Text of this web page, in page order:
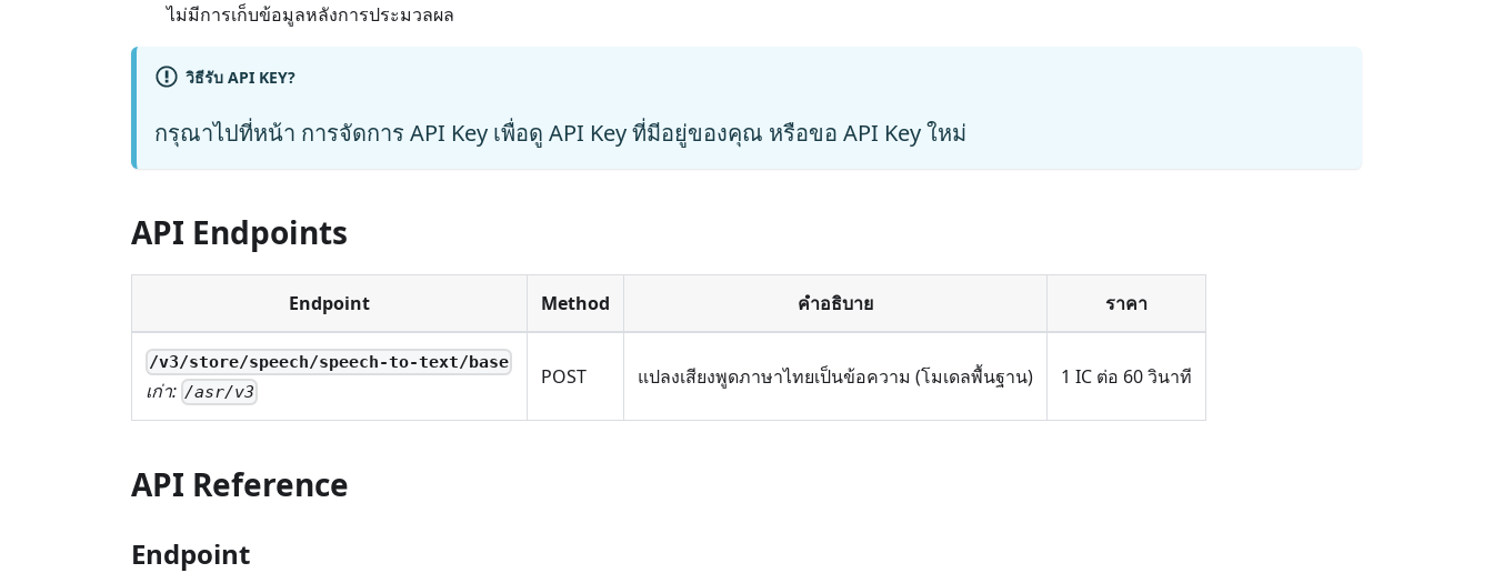
ไม่มีการเก็บข้อมูลหลังการประมวลผล
วิธีรับ API KEY?
กรุณาไปที่หน้า การจัดการ API Key เพื่อดู API Key ที่มีอยู่ของคุณ หรือขอ API Key ใหม่
API Endpoints
Endpoint Method คำอธิบาย ราคา
/v3/store/speech/speech-to-text/base
เก่า: /asr/v3
POST แปลงเสียงพูดภาษาไทยเป็นข้อความ (โมเดลพื้นฐาน) 1 IC ต่อ 60 วินาที
API Reference
Endpoint